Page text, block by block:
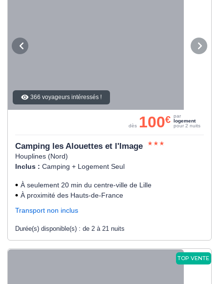
366 voyageurs intéressés !
Camping les Alouettes et l'Image
Houplines (Nord)
Inclus : Camping + Logement Seul
À seulement 20 min du centre-ville de Lille
À proximité des Hauts-de-France
Transport non inclus
Durée(s) disponible(s) : de 2 à 21 nuits
dès 100€ par
logement
pour 2 nuits
TOP VENTE